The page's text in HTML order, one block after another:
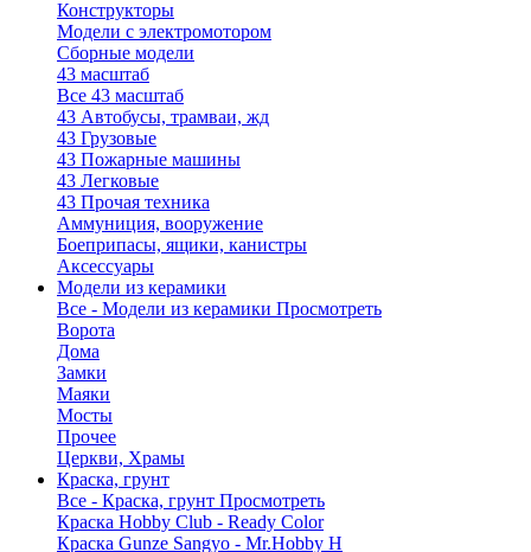
Конструкторы
Модели с электромотором
Сборные модели
43 масштаб
Все 43 масштаб
43 Автобусы, трамваи, жд
43 Грузовые
43 Пожарные машины
43 Легковые
43 Прочая техника
Аммуниция, вооружение
Боеприпасы, ящики, канистры
Аксессуары
Модели из керамики
Все - Модели из керамики Просмотреть
Ворота
Дома
Замки
Маяки
Мосты
Прочее
Церкви, Храмы
Краска, грунт
Все - Краска, грунт Просмотреть
Краска Hobby Club - Ready Color
Краска Gunze Sangyo - Mr.Hobby H